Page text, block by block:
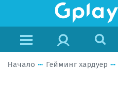
Начало Гейминг хардуер